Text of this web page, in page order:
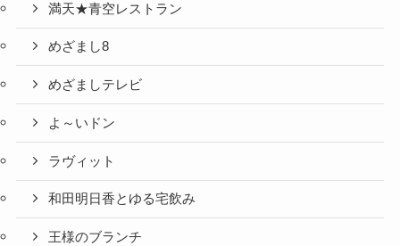
満天★青空レストラン
めざまし8
めざましテレビ
よ～いドン
ラヴィット
和田明日香とゆる宅飲み
王様のブランチ